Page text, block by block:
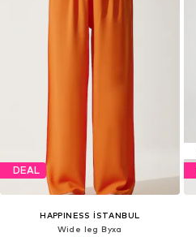
DEAL
HAPPINESS İSTANBUL
Wide leg Byxa